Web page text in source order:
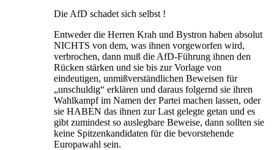
Die AfD schadet sich selbst !
Entweder die Herren Krah und Bystron haben absolut
NICHTS von dem, was ihnen vorgeworfen wird,
verbrochen, dann muß die AfD-Führung ihnen den
Rücken stärken und sie bis zur Vorlage von
eindeutigen, unmißverständlichen Beweisen für
„unschuldig“ erklären und daraus folgernd sie ihren
Wahlkampf im Namen der Partei machen lassen, oder
sie HABEN das ihnen zur Last gelegte getan und es
gibt zumindest so auslegbare Beweise, dann sollten sie
keine Spitzenkandidaten für die bevorstehende
Europawahl sein.